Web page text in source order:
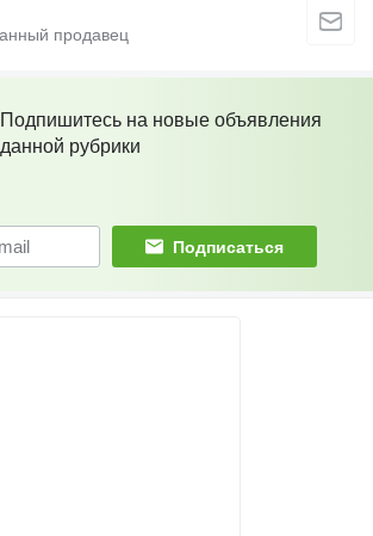
Подпишитесь на новые объявления
данной рубрики
Подписаться